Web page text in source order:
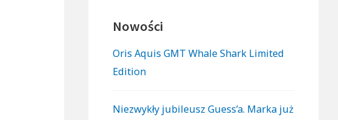
Nowości
Oris Aquis GMT Whale Shark Limited
Edition
Niezwykły jubileusz Guess’a. Marka już